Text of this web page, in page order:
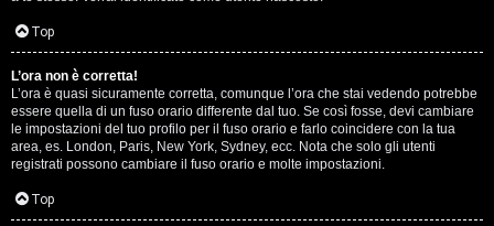
QTop
L’ora non è corretta!
L’ora è quasi sicuramente corretta, comunque l’ora che stai vedendo potrebbe
essere quella di un fuso orario differente dal tuo. Se così fosse, devi cambiare
le impostazioni del tuo profilo per il fuso orario e farlo coincidere con la tua
area, es. London, Paris, New York, Sydney, ecc. Nota che solo gli utenti
registrati possono cambiare il fuso orario e molte impostazioni.
Top
D
i
g
i
t
a